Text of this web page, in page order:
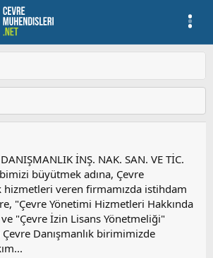
DANIŞMANLIK İNŞ. NAK. SAN. VE TİC.
büyütmek adına, Çevre
hizmetleri veren firmamızda istihdam
"Çevre Yönetimi Hizmetleri Hakkında
"Çevre İzin Lisans Yönetmeliği"
Çevre Danışmanlık birimimizde